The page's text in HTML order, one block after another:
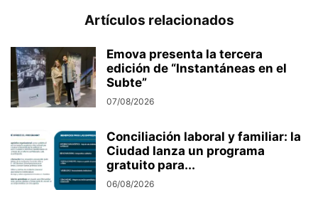
Artículos relacionados
Emova presenta la tercera
edición de “Instantáneas en el
Subte”
07/08/2026
Conciliación laboral y familiar: la
Ciudad lanza un programa
gratuito para...
06/08/2026